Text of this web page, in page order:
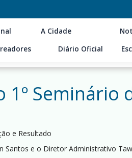
A Cidade
Diário Oficial
Seminário
e Resultado⠀
e o Diretor Administrativo